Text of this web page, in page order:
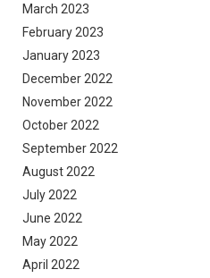
March 2023
February 2023
January 2023
December 2022
November 2022
October 2022
September 2022
August 2022
July 2022
June 2022
May 2022
April 2022